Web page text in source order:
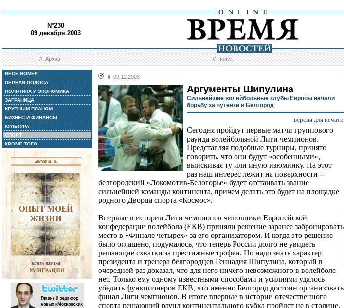
N°230
09 декабря 2003
//Архив //поиск
ВЕСЬ НОМЕР
ПЕРВАЯ ПОЛОСА
ПОЛИТИКА И ЭКОНОМИКА
ЗАГРАНИЦА
КРУПНЫМ ПЛАНОМ
БИЗНЕС И ФИНАНСЫ
КУЛЬТУРА
СПОРТ
КРОМЕ ТОГО
// 09.12.2003
Аргументы Шипулина
Сильнейшие волейбольные клубы Европы начали
борьбу за путевки в Белгород
версия для печати
Сегодня пройдут первые матчи группового
раунда волейбольной Лиги чемпионов.
Представляя подобные турниры, принято
говорить, что они будут «особенными»,
выискивая ту или иную изюминку. На этот
раз наш интерес лежит на поверхности --
белгородский «Локомотив-Белогорье» будет отстаивать звание
сильнейшей команды континента, причем делать это будет на площадке
родного Дворца спорта «Космос».
Впервые в истории Лиги чемпионов чиновники Европейской
конфедерации волейбола (ЕКВ) приняли решение заранее забронировать
место в «Финале четырех» за его организатором. И когда это решение
было оглашено, подумалось, что теперь России долго не увидеть
решающие схватки за престижные трофеи. Но надо знать характер
президента и тренера белгородцев Геннадия Шипулина, который в
очередной раз доказал, что для него ничего невозможного в волейболе
нет. Только ему одному известными способами и усилиями удалось
убедить функционеров ЕКВ, что именно Белгород достоин организовать
финал Лиги чемпионов. В итоге впервые в истории отечественного
спорта решающий раунд континентального кубка пройдет не в столице.